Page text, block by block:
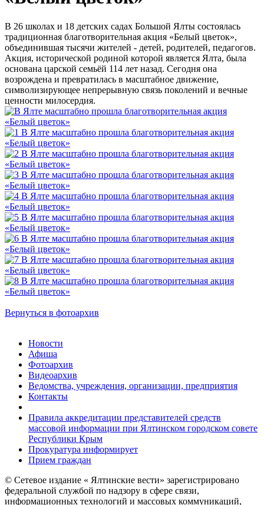
В 26 школах и 18 детских садах Большой Ялты состоялась
традиционная благотворительная акция «Белый цветок»,
объединившая тысячи жителей - детей, родителей, педагогов.
Акция, исторической родиной которой является Ялта, была
основана царской семьёй 114 лет назад. Сегодня она
возрождена и превратилась в масштабное движение,
символизирующее непрерывную связь поколений и вечные
ценности милосердия.
Вернуться в фотоархив
Новости
Афиша
Фотоархив
Видеоархив
Ведомства, учреждения, организации, предприятия
Контакты
Правила аккредитации представителей средств
массовой информации при Ялтинском городском совете
Республики Крым
Прокуратура информирует
Прием граждан
© Сетевое издание « Ялтинские вести» зарегистрировано
федеральной службой по надзору в сфере связи,
информационных технологий и массовых коммуникаций,